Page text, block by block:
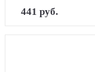
441 руб.